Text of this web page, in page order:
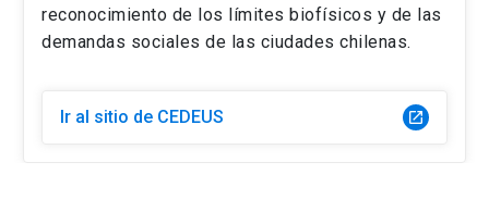
reconocimiento de los límites biofísicos y de las
demandas sociales de las ciudades chilenas.
Ir al sitio de CEDEUS launch